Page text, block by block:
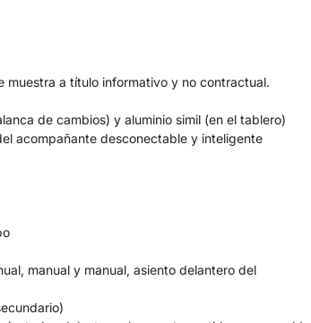
muestra a título informativo y no contractual.
de cambios) y aluminio simil (en el tablero)
acompañante desconectable y inteligente
manual y manual, asiento delantero del